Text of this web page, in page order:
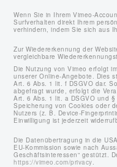
Wenn Sie in Ihrem Vimeo-
Surfverhalten direkt Ihrem
verhindern, indem Sie sich aus
Zur Wiedererkennung der
vergleichbare
Die Nutzung von Vimeo erfolgt
unserer Online-Angebote. Dies
Art. 6 Abs. 1 lit. f DSGVO dar.
abgefragt wurde, erfolgt die
Art. 6 Abs. 1 lit. a DSGVO und
Speicherung von Cookies oder
Nutzers (z. B. Device-
Einwilligung ist jederzeit
Die Datenübertragung in die
EU-Kommission sowie nach
Geschäftsinteressen“ gestützt.
https://vimeo.com/privacy